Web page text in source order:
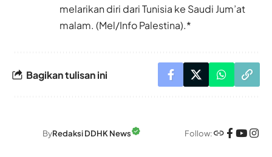
melarikan diri dari Tunisia ke Saudi Jum’at
malam. (Mel/Info Palestina).*
Bagikan tulisan ini
ByRedaksi DDHK News Follow: